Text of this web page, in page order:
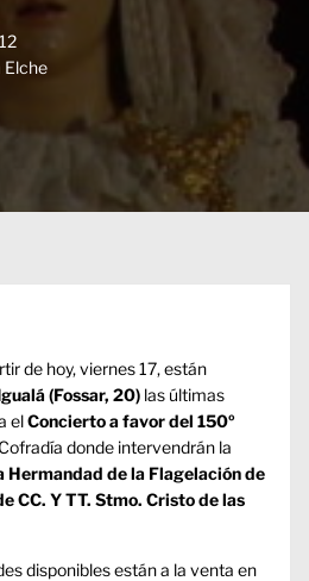
Elche
de hoy, viernes 17, están
(Fossar, 20) las últimas
elConcierto a favor del 150º
donde intervendrán la
Hermandad de la Flagelación de
CC. Y TT. Stmo. Cristo de las
disponibles están a la venta en